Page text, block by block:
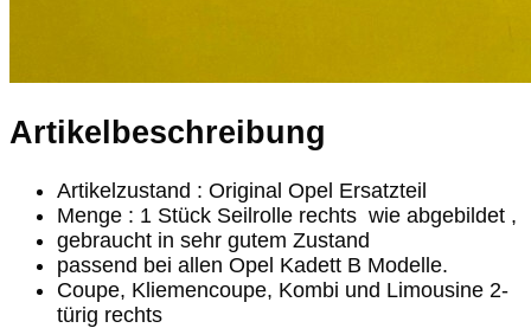
Artikelbeschreibung
Artikelzustand : Original Opel Ersatzteil
Menge : 1 Stück Seilrolle rechts wie abgebildet ,
gebraucht in sehr gutem Zustand
passend bei allen Opel Kadett B Modelle.
Coupe, Kliemencoupe, Kombi und Limousine 2-
türig rechts